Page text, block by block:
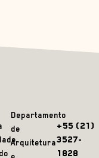
Departamento
de
Arquitetura
+55 (21)
3527-
1828